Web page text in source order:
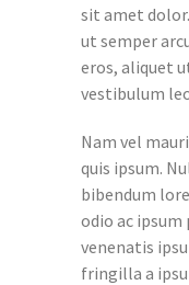
sit amet
ut semper
eros, aliquet
vestibulum
Nam vel
quis ipsum.
bibendum
odio ac
venenatis
fringilla a